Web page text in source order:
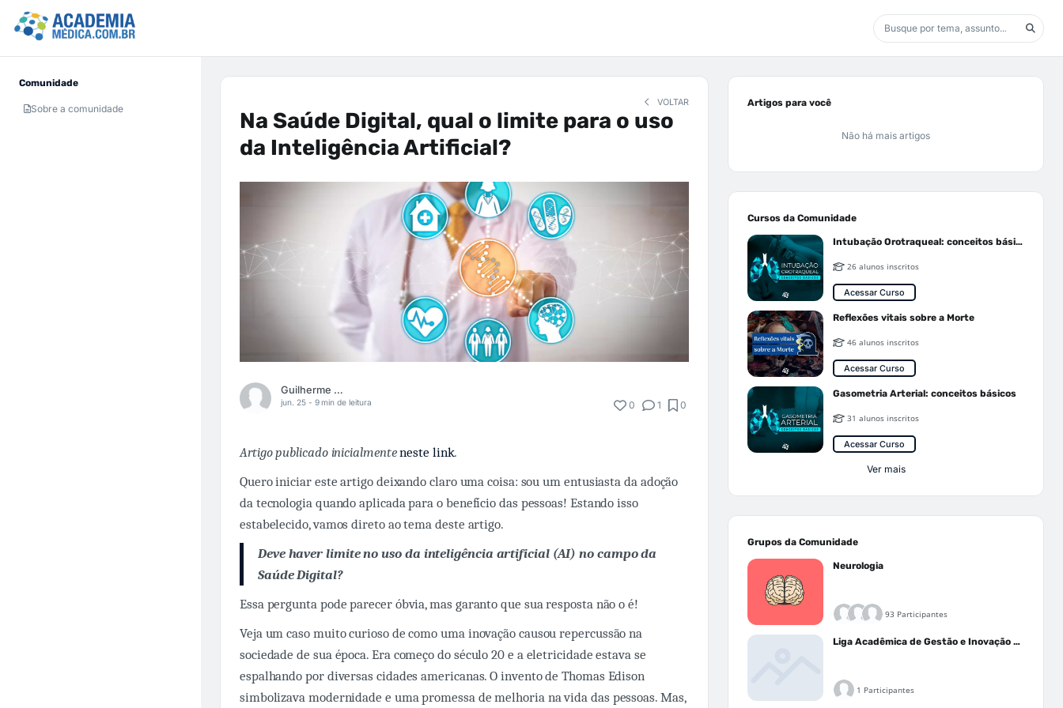
Comunidade
Sobre a comunidade
VOLTAR
Na Saúde Digital, qual o limite para o uso
da Inteligência Artificial?
Guilherme Rabello
jun. 25 - 9 min de leitura 0 1 0
Artigo publicado inicialmenteneste link.
Quero iniciar este artigo deixando claro uma coisa: sou um entusiasta da adoção
da tecnologia quando aplicada para o benefício das pessoas! Estando isso
estabelecido, vamos direto ao tema deste artigo.
Deve haver limite no uso da inteligência artificial (AI) no campo da
Saúde Digital?
Essa pergunta pode parecer óbvia, mas garanto que sua resposta não o é!
Veja um caso muito curioso de como uma inovação causou repercussão na
sociedade de sua época. Era começo do século 20 e a eletricidade estava se
espalhando por diversas cidades americanas. O invento de Thomas Edison
simbolizava modernidade e uma promessa de melhoria na vida das pessoas. Mas,
Artigos para você
Não há mais artigos
Cursos da Comunidade
Intubação Orotraqueal: conceitos básicos
26 alunos inscritos
Acessar Curso
Reflexões vitais sobre a Morte
46 alunos inscritos
Acessar Curso
Gasometria Arterial: conceitos básicos
31 alunos inscritos
Acessar Curso
Ver mais
Grupos da Comunidade
Neurologia
93 Participantes
Liga Acadêmica de Gestão e Inovação Médica - LAGIM
1 Participantes